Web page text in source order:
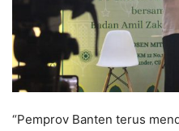
“Pemprov Banten terus